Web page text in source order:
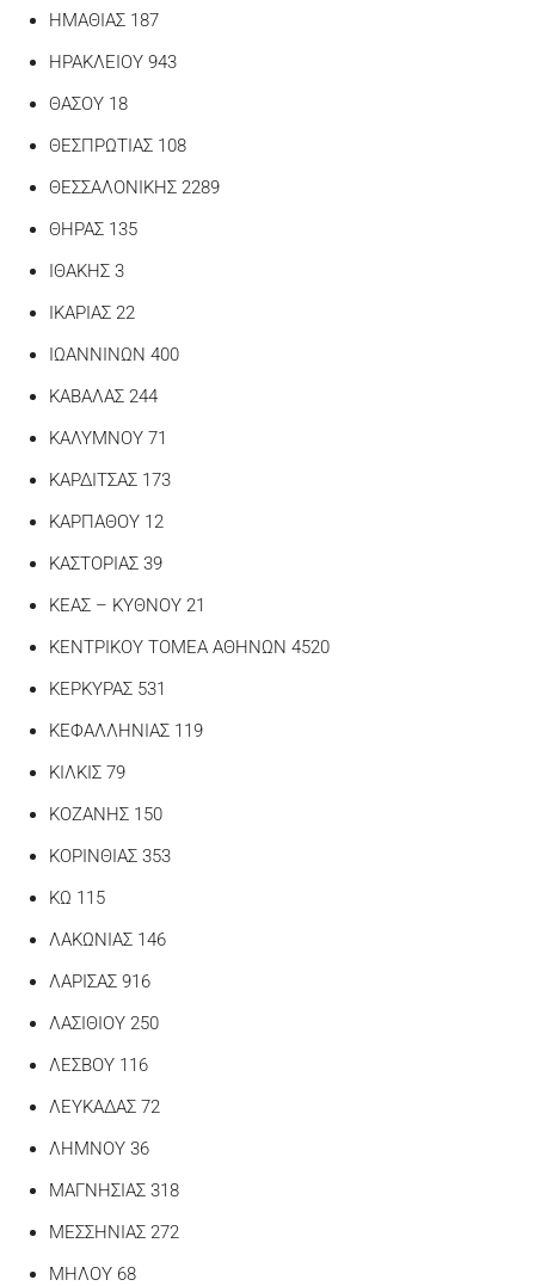
ΗΜΑΘΙΑΣ 187
ΗΡΑΚΛΕΙΟΥ 943
ΘΑΣΟΥ 18
ΘΕΣΠΡΩΤΙΑΣ 108
ΘΕΣΣΑΛΟΝΙΚΗΣ 2289
ΘΗΡΑΣ 135
ΙΘΑΚΗΣ 3
ΙΚΑΡΙΑΣ 22
ΙΩΑΝΝΙΝΩΝ 400
ΚΑΒΑΛΑΣ 244
ΚΑΛΥΜΝΟΥ 71
ΚΑΡΔΙΤΣΑΣ 173
ΚΑΡΠΑΘΟΥ 12
ΚΑΣΤΟΡΙΑΣ 39
ΚΕΑΣ – ΚΥΘΝΟΥ 21
ΚΕΝΤΡΙΚΟΥ ΤΟΜΕΑ ΑΘΗΝΩΝ 4520
ΚΕΡΚΥΡΑΣ 531
ΚΕΦΑΛΛΗΝΙΑΣ 119
ΚΙΛΚΙΣ 79
ΚΟΖΑΝΗΣ 150
ΚΟΡΙΝΘΙΑΣ 353
ΚΩ 115
ΛΑΚΩΝΙΑΣ 146
ΛΑΡΙΣΑΣ 916
ΛΑΣΙΘΙΟΥ 250
ΛΕΣΒΟΥ 116
ΛΕΥΚΑΔΑΣ 72
ΛΗΜΝΟΥ 36
ΜΑΓΝΗΣΙΑΣ 318
ΜΕΣΣΗΝΙΑΣ 272
ΜΗΛΟΥ 68